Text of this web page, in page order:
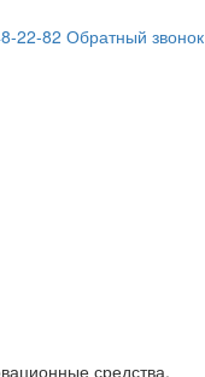
22-82 Обратный звонок
средства,